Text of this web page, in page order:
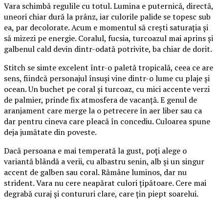
Vara schimbă regulile cu totul. Lumina e puternică, directă,
uneori chiar dură la prânz, iar culorile palide se topesc sub
ea, par decolorate. Acum e momentul să crești saturația și
să mizezi pe energie. Coralul, fucsia, turcoazul mai aprins și
galbenul cald devin dintr-odată potrivite, ba chiar de dorit.
Stitch se simte excelent într-o paletă tropicală, ceea ce are
sens, fiindcă personajul însuși vine dintr-o lume cu plaje și
ocean. Un buchet pe coral și turcoaz, cu mici accente verzi
de palmier, prinde fix atmosfera de vacanță. E genul de
aranjament care merge la o petrecere în aer liber sau ca
dar pentru cineva care pleacă în concediu. Culoarea spune
deja jumătate din poveste.
Dacă persoana e mai temperată la gust, poți alege o
variantă blândă a verii, cu albastru senin, alb și un singur
accent de galben sau coral. Rămâne luminos, dar nu
strident. Vara nu cere neapărat culori țipătoare. Cere mai
degrabă curaj și contururi clare, care țin piept soarelui.